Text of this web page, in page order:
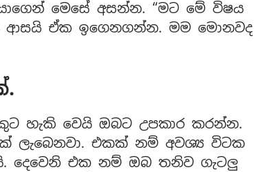
මෙසේ අසන්න. “මට මේ විෂය
ආසයි ඒක ඉගෙනගන්න. මම මොනවද
හැකි වෙයි ඔබට උපකාර කරන්න.
ලැබෙනවා. එකක් නම් අවශ්‍ය විටක
දෙවෙනි එක නම් ඔබ තනිව ගැටලු